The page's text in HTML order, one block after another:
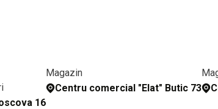
16
Magazin
Сentru comercial "Elat" Butic 73